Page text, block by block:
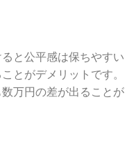
と公平感は保ちやすい
とがデメリットです。
万円の差が出ることが